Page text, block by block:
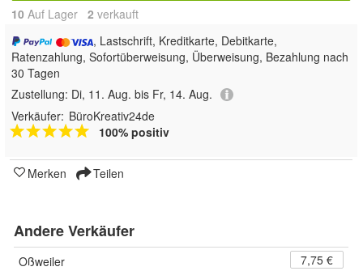
10 Auf Lager 2 verkauft
, Lastschrift, Kreditkarte, Debitkarte,
Ratenzahlung, Sofortüberweisung, Überweisung, Bezahlung nach
30 Tagen
Zustellung: Di, 11. Aug. bis Fr, 14. Aug.
Verkäufer: BüroKreativ24de
100% positiv
Merken Teilen
Andere Verkäufer
Oßweiler
7,75 €